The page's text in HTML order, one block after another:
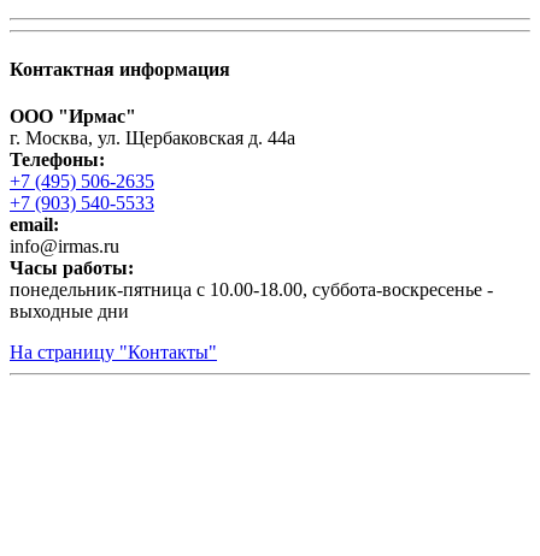
Контактная информация
ООО "Ирмас"
г. Москва, ул. Щербаковская д. 44а
Телефоны:
+7 (495) 506-2635
+7 (903) 540-5533
email:
infо@irmas.ru
Часы работы:
понедельник-пятница с 10.00-18.00, суббота-воскресенье -
выходные дни
На страницу "Контакты"